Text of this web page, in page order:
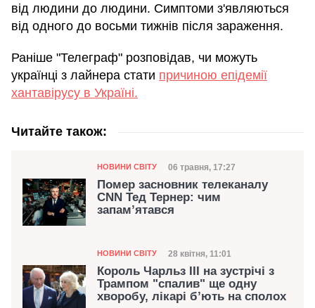
від людини до людини. Симптоми з'являються
від одного до восьми тижнів після зараження.
Раніше "Телеграф" розповідав, чи можуть
українці з лайнера стати причиною епідемії
хантавірусу в Україні.
Читайте також:
Категорія
НОВИНИ СВІТУ Дата публікації
06 травня, 17:27
Помер засновник телеканалу
CNN Тед Тернер: чим
запам’ятався
Категорія
НОВИНИ СВІТУ Дата публікації
28 квітня, 11:01
Король Чарльз III на зустрічі з
Трампом "спалив" ще одну
хворобу, лікарі б’ють на сполох